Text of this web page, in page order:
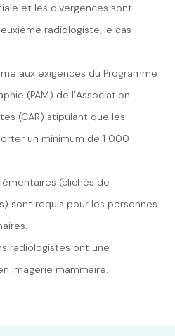
et les divergences sont
radiologiste, le cas
aux exigences du Programme
(PAM) de l’Association
(CAR) stipulant que les
un minimum de 1 000
(clichés de
sont requis pour les personnes
radiologistes ont une
imagerie mammaire.